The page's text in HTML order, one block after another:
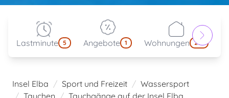
Lastminute 5 Angebote 1 Wohnungen 214
Insel Elba Sport und Freizeit
Wassersport
Tauchen
Tauchgänge auf der Insel Elba